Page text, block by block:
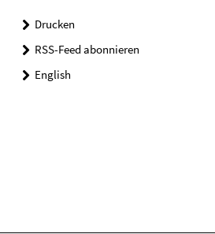
Drucken
RSS-Feed abonnieren
English